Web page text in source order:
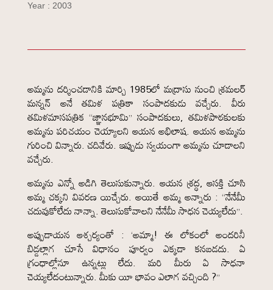
Year : 2003
అమ్మను దర్శించడానికి మార్చి 1985లో మద్రాసు నుంచి శ్రమలర్
మన్నన్ అనే తమిళ పత్రికా సంపాదకుడు వచ్చేరు. వీరు
తమిళమాసపత్రిక “జ్ఞానభూమి” సంపాదకులు, తమిళపాఠకులకు
అమ్మను పరిచయం చెయ్యాలని ఆయన అభిలాష. ఆయన అమ్మను
గురించి విన్నారు. చదివేరు. ఇప్పుడు స్వయంగా అమ్మను చూడాలని
వచ్చేరు.
అమ్మను ఎన్నో అడిగి తెలుసుకున్నారు. ఆయన శ్రద్ధ, ఆసక్తి చూసి
అమ్మ చక్కని వివరణ యిచ్చేరు. అయితే అమ్మ అన్నారు : “నేనేమీ
చదువుకోలేదు నాన్నా. తెలుసుకోవాలని నేనేమీ సాధన చెయ్యలేదు”.
అప్పుడాయన ఆశ్చర్యంతో : ‘అమ్మా! ఈ లోకంలో అందరినీ
బిడ్డల్లాగ చూసే విధానం పూర్వం ఎక్కడా కనబడదు. ఏ
గ్రంధాల్లోనూ ఉన్నట్లు లేదు. మరి మీరు ఏ సాధనా
చెయ్యలేదంటున్నారు. మీకు యీ భావం ఎలాగ వచ్చింది ?”